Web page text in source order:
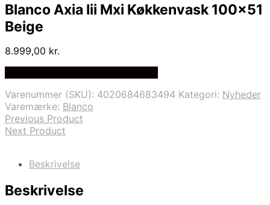
Blanco Axia Iii Mxi Køkkenvask 100×51
Beige
8.999,00 kr.
Varenummer (SKU): 4020684683494 Kategori: Nyheder
Varemærke: Blanco
Previous Product
Next Product
Beskrivelse
Beskrivelse